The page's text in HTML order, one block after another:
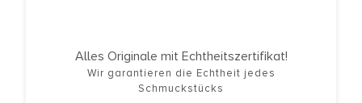
Alles Originale mit Echtheitszertifikat!
Wir garantieren die Echtheit jedes
Schmuckstücks